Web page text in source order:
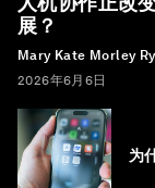
展？
Mary Kate Morley
2026年6月6日
为